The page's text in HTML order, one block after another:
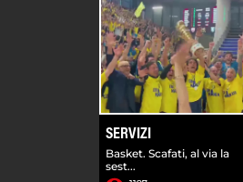
SERVIZI
Basket. Scafati, al via la
sest...